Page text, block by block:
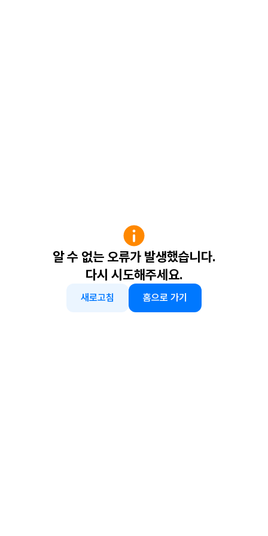
알 수 없는 오류가 발생했습니다.
다시 시도해주세요.
새로고침 홈으로 가기